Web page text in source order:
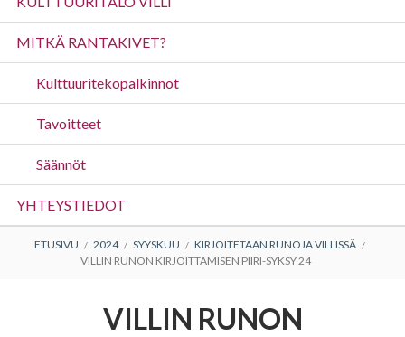
MITKÄ RANTAKIVET?
Kulttuuritekopalkinnot
Tavoitteet
Säännöt
YHTEYSTIEDOT
MURUPOLKU
ETUSIVU 2024 SYYSKUU
KIRJOITETAAN RUNOJA VILLISSÄ
VILLIN RUNON KIRJOITTAMISEN PIIRI-SYKSY 24
VILLIN RUNON